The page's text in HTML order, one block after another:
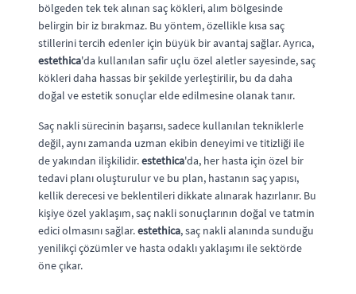
bölgeden tek tek alınan saç kökleri, alım bölgesinde
belirgin bir iz bırakmaz. Bu yöntem, özellikle kısa saç
stillerini tercih edenler için büyük bir avantaj sağlar. Ayrıca,
estethica'da kullanılan safir uçlu özel aletler sayesinde, saç
kökleri daha hassas bir şekilde yerleştirilir, bu da daha
doğal ve estetik sonuçlar elde edilmesine olanak tanır.
Saç nakli sürecinin başarısı, sadece kullanılan tekniklerle
değil, aynı zamanda uzman ekibin deneyimi ve titizliği ile
de yakından ilişkilidir.estethica'da, her hasta için özel bir
tedavi planı oluşturulur ve bu plan, hastanın saç yapısı,
kellik derecesi ve beklentileri dikkate alınarak hazırlanır. Bu
kişiye özel yaklaşım, saç nakli sonuçlarının doğal ve tatmin
edici olmasını sağlar.estethica, saç nakli alanında sunduğu
yenilikçi çözümler ve hasta odaklı yaklaşımı ile sektörde
öne çıkar.